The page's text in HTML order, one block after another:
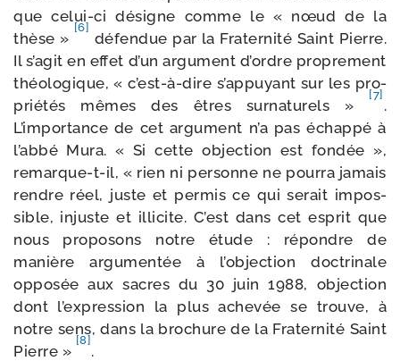
que celui-​ci désigne comme le « nœud de la
thèse »
[6]
défen­due par la Fraternité Saint Pierre.
Il s’agit en effet d’un argu­ment d’ordre pro­pre­ment
théo­lo­gique, « c’est-à-dire s’appuyant sur les pro­
prié­tés mêmes des êtres sur­na­tu­rels »
[7]
.
L’importance de cet argu­ment n’a pas échap­pé à
l’abbé Mura. « Si cette objec­tion est fon­dée »,
remarque-​t-​il, « rien ni per­sonne ne pour­ra jamais
rendre réel, juste et per­mis ce qui serait impos­
sible, injuste et illi­cite. C’est dans cet esprit que
nous pro­po­sons notre étude : répondre de
manière argu­men­tée à l’objection doc­tri­nale
oppo­sée aux sacres du 30 juin 1988, objec­tion
dont l’expression la plus ache­vée se trouve, à
notre sens, dans la bro­chure de la Fraternité Saint
Pierre »
[8]
.